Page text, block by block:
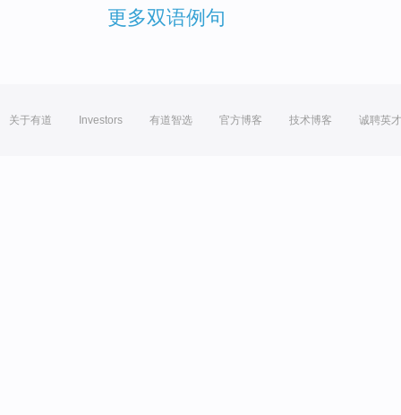
更多双语例句
关于有道 Investors 有道智选 官方博客 技术博客 诚聘英才